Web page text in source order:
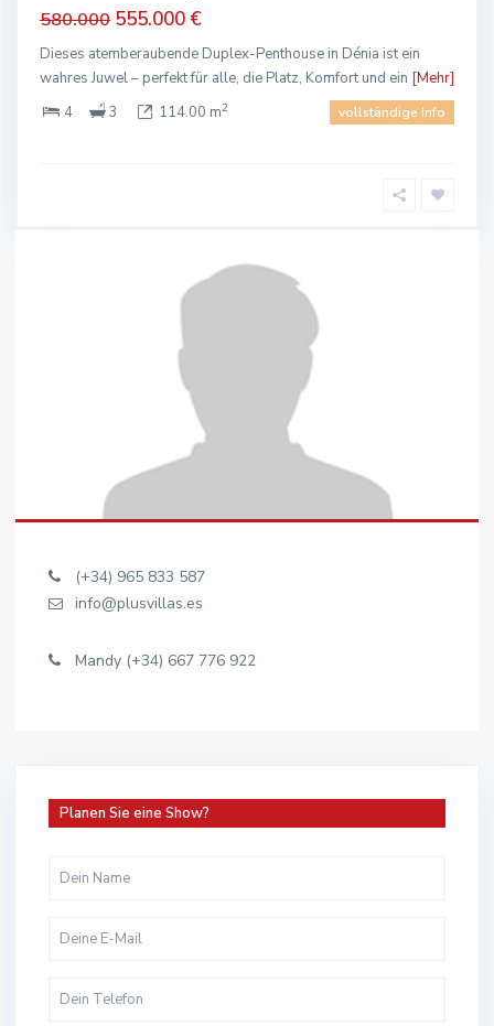
580.000 555.000 €
Dieses atemberaubende Duplex-Penthouse in Dénia ist ein
wahres Juwel – perfekt für alle, die Platz, Komfort und ein [Mehr]
4
3 114.00 m2 vollständige Info
(+34) 965 833 587
info@plusvillas.es
Mandy (+34) 667 776 922
Planen Sie eine Show?